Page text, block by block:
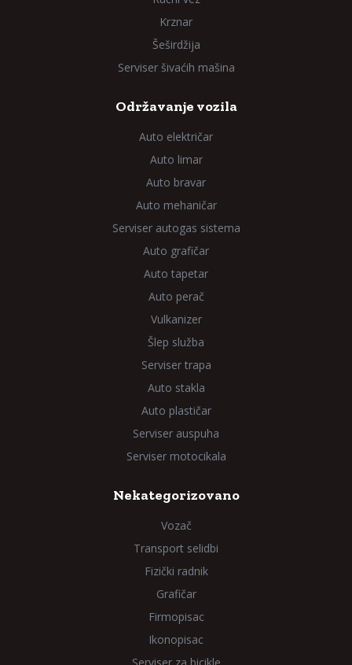
Krznar
Šeširdžija
Serviser šivaćih mašina
Održavanje vozila
Auto električar
Auto limar
Auto bravar
Auto mehaničar
Serviser autogas sistema
Auto grafičar
Auto tapetar
Auto perač
Vulkanizer
Šlep služba
Serviser trapa
Auto stakla
Auto plastičar
Serviser auspuha
Serviser motocikala
Nekategorizovano
Vozač
Transport selidbi
Fizički radnik
Grafičar
Firmopisac
Ikonopisac